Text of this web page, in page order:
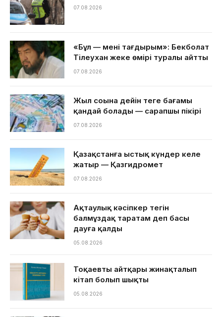
07.08.2026
«Бұл — менің тағдырым»: Бекболат
Тілеухан жеке өмірі туралы айтты
07.08.2026
Жыл соңына дейін теңге бағамы
қандай болады — сарапшы пікірі
07.08.2026
Қазақстанға ыстық күндер келе
жатыр — Қазгидромет
07.08.2026
Ақтаулық кәсіпкер тегін
балмұздақ таратам деп басы
дауға қалды
05.08.2026
Тоқаевтың айтқары жинақталып
кітап болып шықты
05.08.2026